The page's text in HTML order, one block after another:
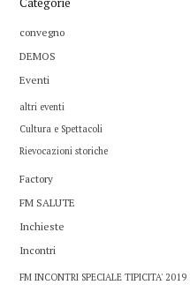
convegno
DEMOS
Eventi
altri eventi
Cultura e Spettacoli
Rievocazioni storiche
Factory
FM SALUTE
Inchieste
Incontri
FM INCONTRI SPECIALE TIPICITA' 2019